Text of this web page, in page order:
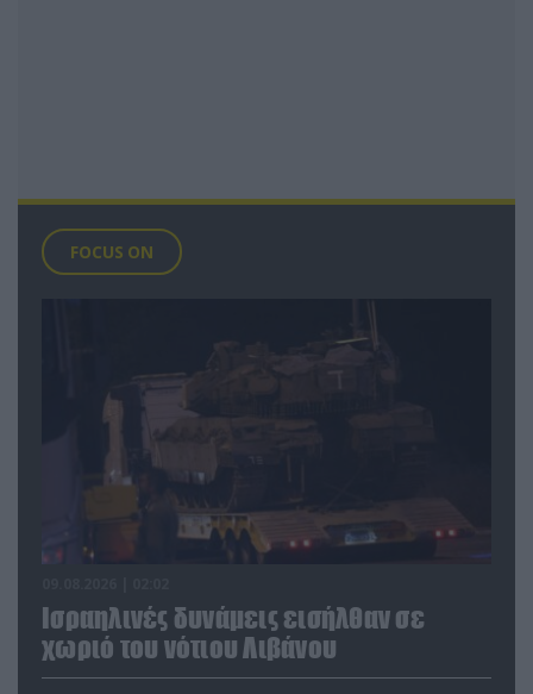
FOCUS ON
Ισραηλινές δυνάμεις εισήλθαν σε
χωριό του νότιου Λιβάνου